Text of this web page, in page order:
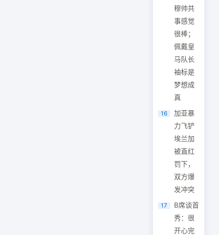
穆帅共
事感觉
很棒；
佩戴皇
马队长
袖标是
梦想成
真
16
加亚暴
力飞铲
埃兰加
被直红
罚下，
双方爆
发冲突
17
B席谈首
秀：很
开心完